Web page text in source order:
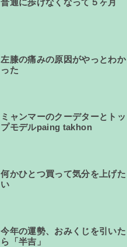
左膝の痛みの原因がやっとわか
った
ミャンマーのクーデターとトッ
プモデルpaing takhon
何かひとつ買って気分を上げた
い
今年の運勢、おみくじを引いた
ら「半吉」